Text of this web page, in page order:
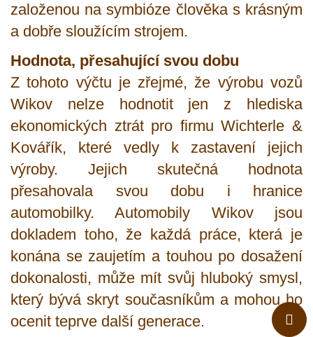
založenou na symbióze člověka s krásným
a dobře sloužícím strojem.
Hodnota, přesahující svou dobu
Z tohoto výčtu je zřejmé, že výrobu vozů
Wikov nelze hodnotit jen z hlediska
ekonomických ztrát pro firmu Wichterle &
Kovářík, které vedly k zastavení jejich
výroby. Jejich skutečná hodnota
přesahovala svou dobu i hranice
automobilky. Automobily Wikov jsou
dokladem toho, že každá práce, která je
konána se zaujetím a touhou po dosažení
dokonalosti, může mít svůj hluboký smysl,
který bývá skryt současníkům a mohou ho
ocenit teprve další generace.